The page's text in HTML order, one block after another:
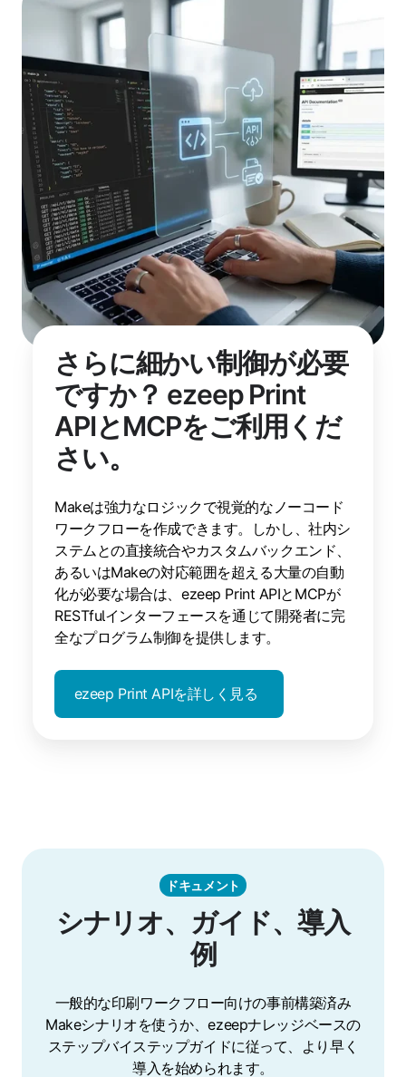
さらに細かい制御が必要
ですか？ ezeep Print
APIとMCPをご利用くだ
さい。
Makeは強力なロジックで視覚的なノーコード
ワークフローを作成できます。しかし、社内シ
ステムとの直接統合やカスタムバックエンド、
あるいはMakeの対応範囲を超える大量の自動
化が必要な場合は、ezeep Print APIとMCPが
RESTfulインターフェースを通じて開発者に完
全なプログラム制御を提供します。
ezeep Print APIを詳しく見る
ドキュメント
シナリオ、ガイド、導入
例
一般的な印刷ワークフロー向けの事前構築済み
Makeシナリオを使うか、ezeepナレッジベースの
ステップバイステップガイドに従って、より早く
導入を始められます。